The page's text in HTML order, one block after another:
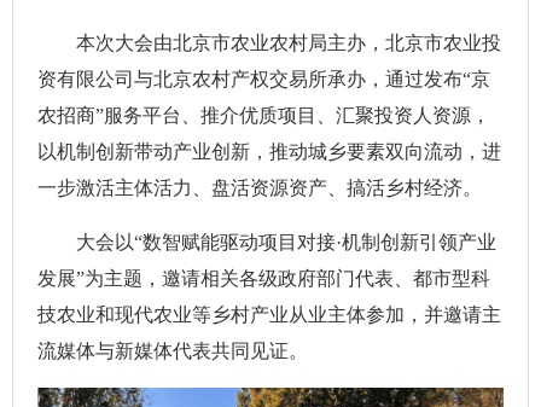
本次大会由北京市农业农村局主办，北京市农业投
资有限公司与北京农村产权交易所承办，通过发布“京
农招商”服务平台、推介优质项目、汇聚投资人资源，
以机制创新带动产业创新，推动城乡要素双向流动，进
一步激活主体活力、盘活资源资产、搞活乡村经济。
大会以“数智赋能驱动项目对接·机制创新引领产业
发展”为主题，邀请相关各级政府部门代表、都市型科
技农业和现代农业等乡村产业从业主体参加，并邀请主
流媒体与新媒体代表共同见证。